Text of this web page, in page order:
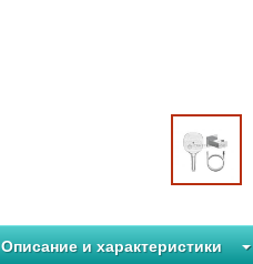
Описание и характеристики